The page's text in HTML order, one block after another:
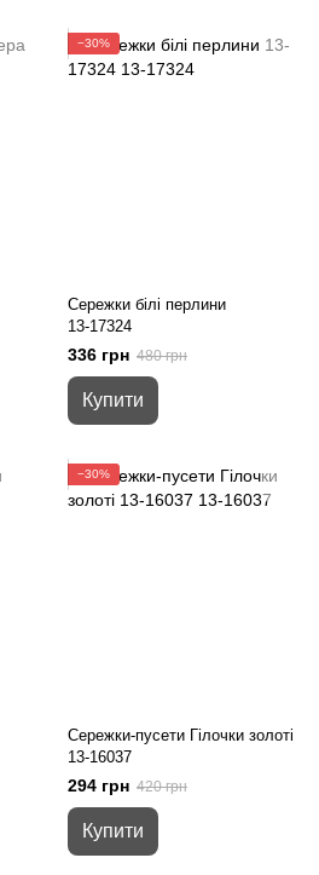
−30%
Сережки білі перлини
13-17324
336 грн 480 грн
Купити
−30%
Сережки-пусети Гілочки золоті
13-16037
294 грн 420 грн
Купити